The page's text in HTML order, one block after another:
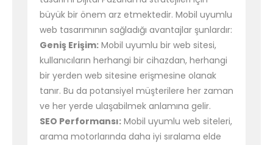
büyük bir önem arz etmektedir. Mobil uyumlu
web tasarımının sağladığı avantajlar şunlardır:
Geniş Erişim: Mobil uyumlu bir web sitesi,
kullanıcıların herhangi bir cihazdan, herhangi
bir yerden web sitesine erişmesine olanak
tanır. Bu da potansiyel müşterilere her zaman
ve her yerde ulaşabilmek anlamına gelir.
SEO Performansı: Mobil uyumlu web siteleri,
arama motorlarında daha iyi sıralama elde